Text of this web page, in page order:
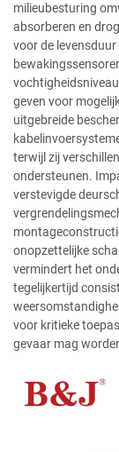
milieubesturing
absorberen en
voor de
geven voor
uitgebreide
terwijl zij
ondersteunen.
verstevigde
onopzettelijke
vermindert het
tegelijkertijd
voor kritieke
gevaar mag